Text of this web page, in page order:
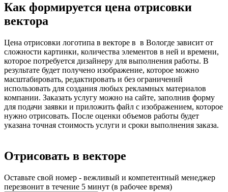
Как формируется цена отрисовки
вектора
Цена отрисовки логотипа в векторе в в Вологде зависит от
сложности картинки, количества элементов в ней и времени,
которое потребуется дизайнеру для выполнения работы. В
результате будет получено изображение, которое можно
масштабировать, редактировать и без ограничений
использовать для создания любых рекламных материалов
компании. Заказать услугу можно на сайте, заполнив форму
для подачи заявки и приложить файл с изображением, которое
нужно отрисовать. После оценки объемов работы будет
указана точная стоимость услуги и сроки выполнения заказа.
Отрисовать в векторе
Оставьте свой номер - вежливый и компетентный менеджер
перезвонит в течение 5 минут (в рабочее время)